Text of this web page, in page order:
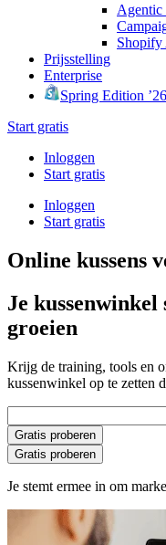
Agentic
Prijsstelling
Enterprise
Spring Edition ’26
Start gratis
Inloggen
Start gratis
Inloggen
Start gratis
Online kussens
Je
groeien
Krijg de training, tools en
kussenwinkel op te zetten
Gratis proberen
Gratis proberen
Je stemt ermee in om